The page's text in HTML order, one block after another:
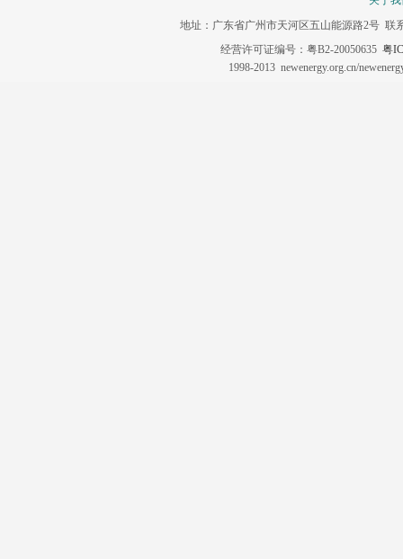
地址：广东省广州市天河区五山能源路2号 联
经营许可证编号：粤B2-20050635 粤
1998-2013 newenergy.org.cn/